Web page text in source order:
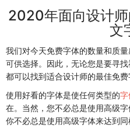
2020年面向设计
文
我们对今天免费字体的数量和质
可供选择。因此，无论您是要寻
都可以找到适合设计师的最佳免费
使用好看的字体是使任何类型的
在。当然，您不必总是使用高级
你不必总是使用高级字体来达到